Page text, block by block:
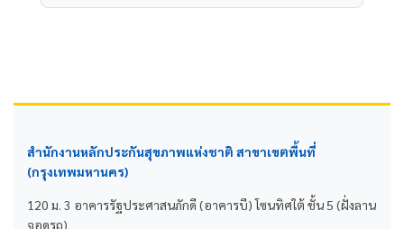
สำนักงานหลักประกันสุขภาพแห่งชาติ สาขาเขตพื้นที่
(กรุงเทพมหานคร)
120 ม. 3 อาคารรัฐประศาสนภักดี (อาคารบี) โซนทิศใต้ ชั้น 5 (ฝั่งลาน
จอดรถ)